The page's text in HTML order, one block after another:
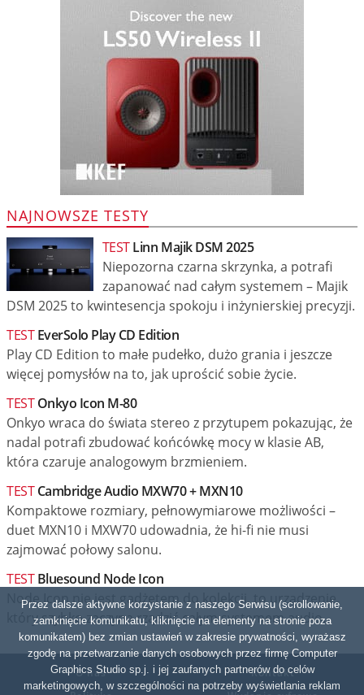
NAJNOWSZE TESTY
TESTLinn Majik DSM 2025
Niepozorna czarna skrzynka, a potrafi
zapanować nad całym systemem – Majik
DSM 2025 to kwintesencja spokoju i inżynierskiej precyzji.
TESTEverSolo Play CD Edition
Play CD Edition to małe pudełko, dużo grania i jeszcze
więcej pomysłów na to, jak uprościć sobie życie.
TESTOnkyo Icon M-80
Onkyo wraca do świata stereo z przytupem pokazując, że
nadal potrafi zbudować końcówkę mocy w klasie AB,
która czaruje analogowym brzmieniem.
TESTCambridge Audio MXW70 + MXN10
Kompaktowe rozmiary, pełnowymiarowe możliwości –
duet MXN10 i MXW70 udowadnia, że hi-fi nie musi
zajmować połowy salonu.
TESTBluesound Node Icon
Node Icon nie jest gadżetem do kolekcji, to urządzenie,
który szybko zaczyna rządzić całym systemem audio.
O nas
Kontakt
Przez dalsze aktywne korzystanie z naszego Serwisu (scrollowanie,
zamknięcie komunikatu, kliknięcie na elementy na stronie poza
komunikatem) bez zmian ustawień w zakresie prywatności, wyrażasz
zgodę na przetwarzanie danych osobowych przez firmę Computer
Graphics Studio sp.j. i jej zaufanych partnerów do celów
marketingowych, w szczególności na potrzeby wyświetlania reklam